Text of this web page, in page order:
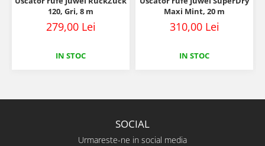
120, Gri, 8 m
279,00 Lei
IN STOC
Maxi Mint, 20 m
310,00 Lei
IN STOC
SOCIAL
Urmareste-ne in social media